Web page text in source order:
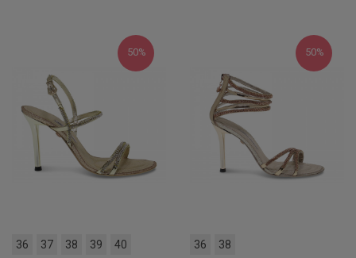
50%
36 37 38 39 40
50%
36 38